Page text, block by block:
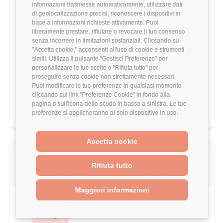
informazioni trasmesse automaticamente, utilizzare dati
di geolocalizzazione precisi, riconoscere i dispositivi in
base a informazioni richieste attivamente. Puoi
liberamente prestare, rifiutare o revocare il tuo consenso
senza incorrere in limitazioni sostanziali. Cliccando su
"Accetta cookie," acconsenti all'uso di cookie e strumenti
simili. Utilizza il pulsante "Gestisci Preferenze" per
personalizzare le tue scelte o "Rifiuta tutto" per
proseguire senza cookie non strettamente necessari.
Puoi modificare le tue preferenze in qualsiasi momento
cliccando sul link "Preferenze Cookie" in fondo alla
pagina o sull'icona dello scudo in basso a sinistra. Le tue
preferenze si applicheranno al solo dispositivo in uso.
Accetta cookie
Rifiuta tutto
Maggiori informazioni
Vuoi comparare il tuo
stipendio?
Scopri come il tuo stipendio si posiziona
rispetto al mercato con analisi
dettagliate per ruolo, esperienza e
località.
Vai al comparatore completo
Valutazione complessiva Pubblica
Amministrazione di questo utente